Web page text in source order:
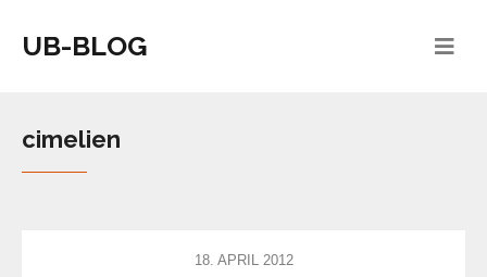
UB-BLOG
cimelien
18. APRIL 2012